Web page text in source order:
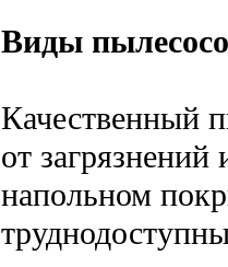
Виды
Качественный
от
напольном